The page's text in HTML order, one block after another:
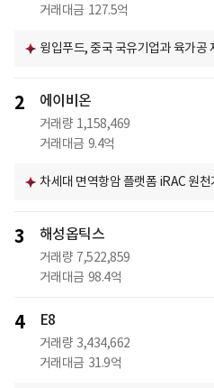
거래대금 127.5억
윙입푸드, 중국 국유기업과 육가공
2 에이비온
거래량 1,158,469
거래대금 9.4억
차세대 면역항암 플랫폼 iRAC 원
3 해성옵틱스
거래량 7,522,859
거래대금 98.4억
4 E8
거래량 3,434,662
거래대금 31.9억